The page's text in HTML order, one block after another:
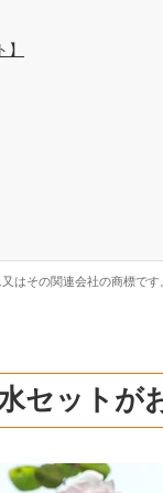
はその関連会社の商標です
セットが